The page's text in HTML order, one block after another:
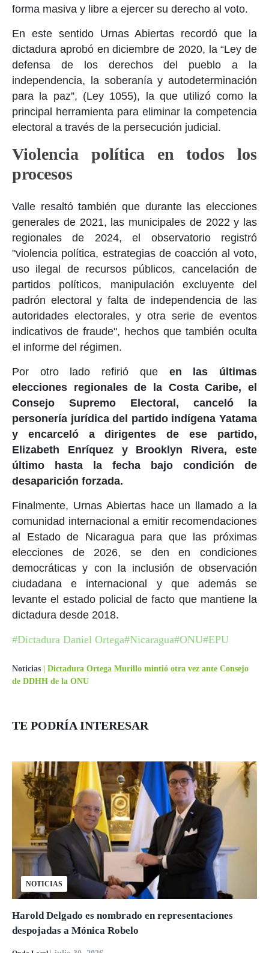
forma masiva y libre a ejercer su derecho al voto.
En este sentido Urnas Abiertas recordó que la
dictadura aprobó en diciembre de 2020, la “Ley de
defensa de los derechos del pueblo a la
independencia, la soberanía y autodeterminación
para la paz”, (Ley 1055), la que utilizó como la
principal herramienta para eliminar la competencia
electoral a través de la persecución judicial.
Violencia política en todos los
procesos
Valle resaltó también que durante las elecciones
generales de 2021, las municipales de 2022 y las
regionales de 2024, el observatorio registró
"violencia política, estrategias de coacción al voto,
uso ilegal de recursos públicos, cancelación de
partidos políticos, manipulación excluyente del
padrón electoral y falta de independencia de las
autoridades electorales, y otra serie de eventos
indicativos de fraude", hechos que también oculta
el informe del régimen.
Por otro lado refirió que en las últimas
elecciones regionales de la Costa Caribe, el
Consejo Supremo Electoral, canceló la
personería jurídica del partido indígena Yatama
y encarceló a dirigentes de ese partido,
Elizabeth Enríquez y Brooklyn Rivera, este
último hasta la fecha bajo condición de
desaparición forzada.
Finalmente, Urnas Abiertas hace un llamado a la
comunidad internacional a emitir recomendaciones
al Estado de Nicaragua para que las próximas
elecciones de 2026, se den en condiciones
democráticas y con la inclusión de observación
ciudadana e internacional y que además se
levante el estado policial de facto que mantiene la
dictadura desde 2018.
#Dictadura Daniel Ortega#Nicaragua#ONU#EPU
Noticias
Dictadura Ortega Murillo mintió otra vez ante Consejo
de DDHH de la ONU
TE PODRÍA INTERESAR
NOTICIAS
Harold Delgado es nombrado en representaciones
despojadas a Mónica Robelo